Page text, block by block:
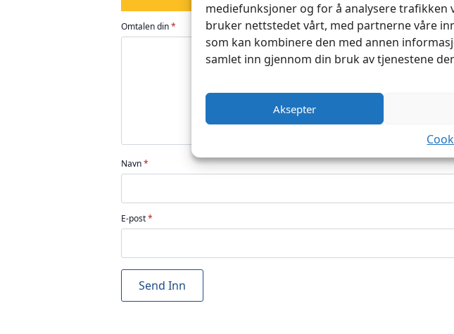
mediefunksjoner og for å analysere trafikken
bruker nettstedet vårt, med partnerne våre
som kan kombinere den med annen
samlet inn gjennom din bruk av tjenestene
Aksepter
av
5
av
5
av
5
av
5 5
Omtalen din*
Navn*
E-post*